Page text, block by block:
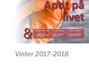
Vinter 2017-2018